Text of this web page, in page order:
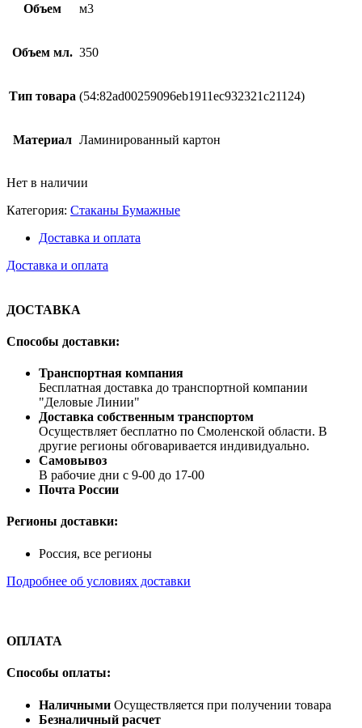
Объем м3
Объем мл. 350
Тип товара (54:82ad00259096eb1911ec932321c21124)
Материал Ламинированный картон
Нет в наличии
Категория: Стаканы Бумажные
Доставка и оплата
Доставка и оплата
ДОСТАВКА
Способы доставки:
Транспортная компания
Бесплатная доставка до транспортной компании
"Деловые Линии"
Доставка собственным транспортом
Осуществляет бесплатно по Смоленской области. В
другие регионы обговаривается индивидуально.
Самовывоз
В рабочие дни с 9-00 до 17-00
Почта России
Регионы доставки:
Россия, все регионы
Подробнее об условиях доставки
ОПЛАТА
Способы оплаты:
Наличными Осуществляется при получении товара
Безналичный расчет